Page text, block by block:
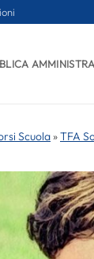
Scuola »TFA